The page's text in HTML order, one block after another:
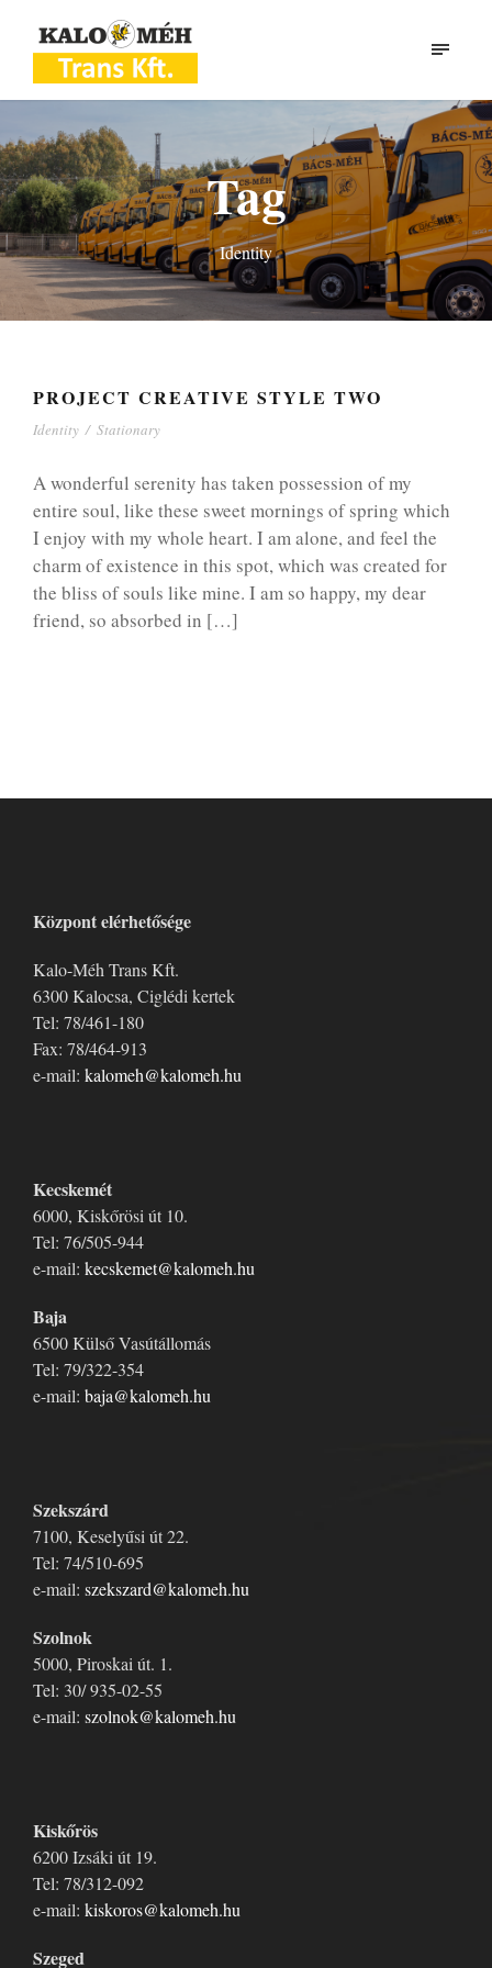
Tag
Identity
PROJECT CREATIVE STYLE TWO
Identity / Stationary
A wonderful serenity has taken possession of my
entire soul, like these sweet mornings of spring which
I enjoy with my whole heart. I am alone, and feel the
charm of existence in this spot, which was created for
the bliss of souls like mine. I am so happy, my dear
friend, so absorbed in […]
Központ elérhetősége
Kalo-Méh Trans Kft.
6300 Kalocsa, Ciglédi kertek
Tel: 78/461-180
Fax: 78/464-913
e-mail: kalomeh@kalomeh.hu
Kecskemét
6000, Kiskőrösi út 10.
Tel: 76/505-944
e-mail: kecskemet@kalomeh.hu
Baja
6500 Külső Vasútállomás
Tel: 79/322-354
e-mail: baja@kalomeh.hu
Szekszárd
7100, Keselyűsi út 22.
Tel: 74/510-695
e-mail: szekszard@kalomeh.hu
Szolnok
5000, Piroskai út. 1.
Tel: 30/ 935-02-55
e-mail: szolnok@kalomeh.hu
Kiskőrös
6200 Izsáki út 19.
Tel: 78/312-092
e-mail: kiskoros@kalomeh.hu
Szeged